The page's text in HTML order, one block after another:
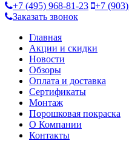
+7 (495) 968-81-23 +7 (903)
Заказать звонок
Главная
Акции и скидки
Новости
Обзоры
Оплата и доставка
Сертификаты
Монтаж
Порошковая покраска
О Компании
Контакты